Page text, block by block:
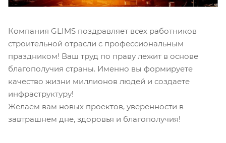
Компания GLIMS поздравляет всех работников
строительной отрасли с профессиональным
праздником! Ваш труд по праву лежит в основе
благополучия страны. Именно вы формируете
качество жизни миллионов людей и создаете
инфраструктуру!
Желаем вам новых проектов, уверенности в
завтрашнем дне, здоровья и благополучия!